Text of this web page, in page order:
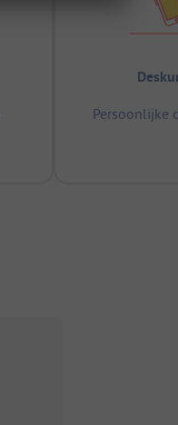
Persoonlijke